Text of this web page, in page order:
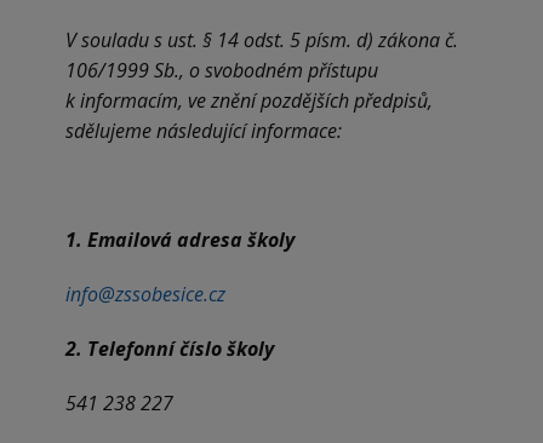
V souladu s ust. § 14 odst. 5 písm. d) zákona č.
106/1999 Sb., o svobodném přístupu
k informacím, ve znění pozdějších předpisů,
sdělujeme následující informace:
1. Emailová adresa školy
info@zssobesice.cz
2. Telefonní číslo školy
541 238 227